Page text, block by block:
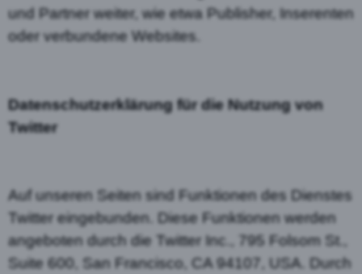
und Partner weiter, wie etwa Publisher, Inserenten
oder verbundene Websites.
Datenschutzerklärung für die Nutzung von
Twitter
Auf unseren Seiten sind Funktionen des Dienstes
Twitter eingebunden. Diese Funktionen werden
angeboten durch die Twitter Inc., 795 Folsom St.,
Suite 600, San Francisco, CA 94107, USA. Durch